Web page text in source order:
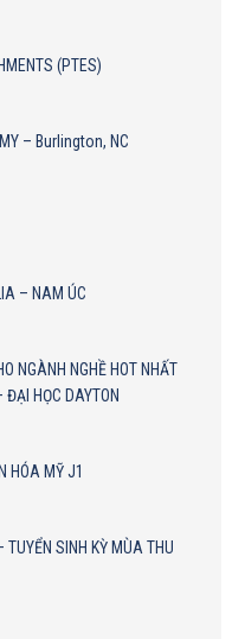
(PTES)
– Burlington, NC
– NAM ÚC
NGÀNH NGHỀ HOT NHẤT
ĐẠI HỌC DAYTON
HÓA MỸ J1
TUYỂN SINH KỲ MÙA THU